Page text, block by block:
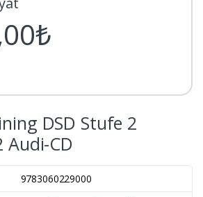
DSD Stufe 2
Audi-CD
9783060229000